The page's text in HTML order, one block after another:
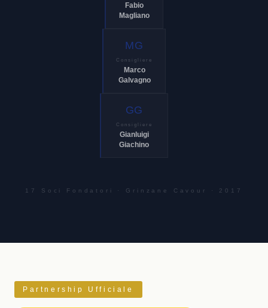
Fabio
Magliano
MG
Consigliere
Marco
Galvagno
GG
Consigliere
Gianluigi
Giachino
17 Soci Fondatori · Grinzane Cavour · 2017
Partnership Ufficiale